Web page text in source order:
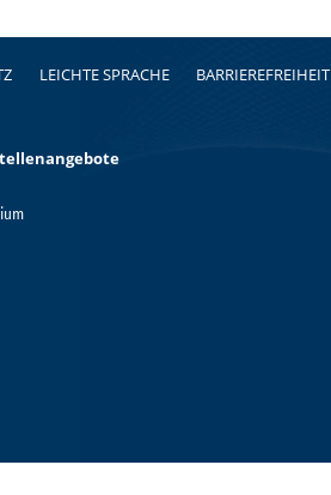
LEICHTE SPRACHE BARRIEREFREIHEIT